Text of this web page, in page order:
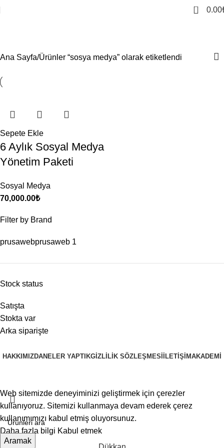
0 0.00
Filter by Brand
prusawebprusaweb 1
Stock status
Satışta
Stokta var
Arka siparişte
Ana Sayfa Ürünler “sosya medya” olarak etiketlendi
Sepete Ekle
6 Aylık Sosyal Medya
Yönetim Paketi
Sosyal Medya
70,000.00₺
HAKKIMIZDANELER YAPTIKGIZLILIK SÖZLEŞMESI İLETIŞIMAKADEMI
Aramak
Web sitemizde deneyiminizi geliştirmek için çerezler
kullanıyoruz. Sitemizi kullanmaya devam ederek çerez
kullanımımızı kabul etmiş oluyorsunuz.
Daha fazla bilgi Kabul etmek